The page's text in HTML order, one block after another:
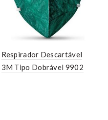
Respirador Descartável
3M Tipo Dobrável 9902